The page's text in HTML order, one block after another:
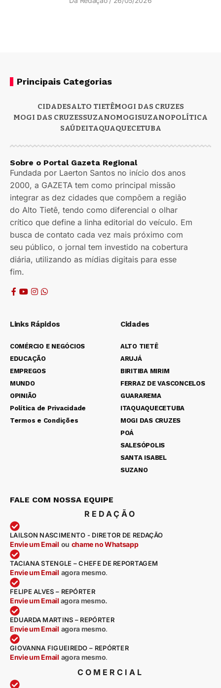
Principais Categorias
CIDADESALTO TIETÊMOGI DAS CRUZES
MOGI DAS CRUZESSUZANOMOGISUZANOPOLÍTICA
SAÚDEITAQUAQUECETUBA
Sobre o Portal Gazeta Regional
Fundada por Laerton Santos no início dos anos
2000, a GAZETA tem como principal missão
integrar as dez cidades que compõem a região
do Alto Tietê, tendo como diferencial o olhar
crítico que define a linha editorial do veículo. Em
busca de contato cada vez mais próximo com
seu público, o jornal tem investido na cobertura
diária, utilizando as mídias digitais para esse
fim.
Links Rápidos
COMÉRCIO E NEGÓCIOS
EDUCAÇÃO
EMPREGOS
MUNDO
OPINIÃO
Política de Privacidade
Termos e Condições
Cidades
ALTO TIETÊ
ARUJÁ
BIRITIBA MIRIM
FERRAZ DE VASCONCELOS
GUARAREMA
ITAQUAQUECETUBA
MOGI DAS CRUZES
POÁ
SALESÓPOLIS
SANTA ISABEL
SUZANO
FALE COM NOSSA EQUIPE
REDAÇÃO
LAILSON NASCIMENTO - DIRETOR DE REDAÇÃO
Envie um Email ou chame no Whatsapp
TACIANA STENGLE – CHEFE DE REPORTAGEM
Envie um Email agora mesmo.
FELIPE ALVES – REPÓRTER
Envie um Email agora mesmo.
EDUARDA MARTINS – REPÓRTER
Envie um Email agora mesmo.
GIOVANNA FIGUEIREDO – REPÓRTER
Envie um Email agora mesmo.
COMERCIAL